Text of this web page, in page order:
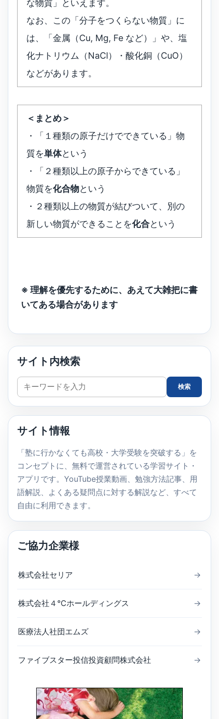
な物質」といえます。
なお、この「分子をつくらない物質」に
は、「金属（Cu, Mg, Fe など）」や、塩
化ナトリウム（NaCl）・酸化銅（CuO）
などがあります。
＜まとめ＞
・「１種類の原子だけでできている」物
質を単体という
・「２種類以上の原子からできている」
物質を化合物という
・２種類以上の物質が結びついて、別の
新しい物質ができることを化合という
※ 理解を優先するために、あえて大雑把に書
いてある場合があります
サイト内検索
サ
イ
ト
検
索
検索
サイト情報
「塾に行かなくても高校・大学受験を突破する」を
コンセプトに、無料で運営されている学習サイト・
アプリです。YouTube授業動画、勉強方法記事、用
語解説、よくある疑問点に対する解説など、すべて
自由に利用できます。
ご協力企業様
株式会社セリア →
株式会社４℃ホールディングス →
医療法人社団エムズ →
ファイブスター投信投資顧問株式会社 →